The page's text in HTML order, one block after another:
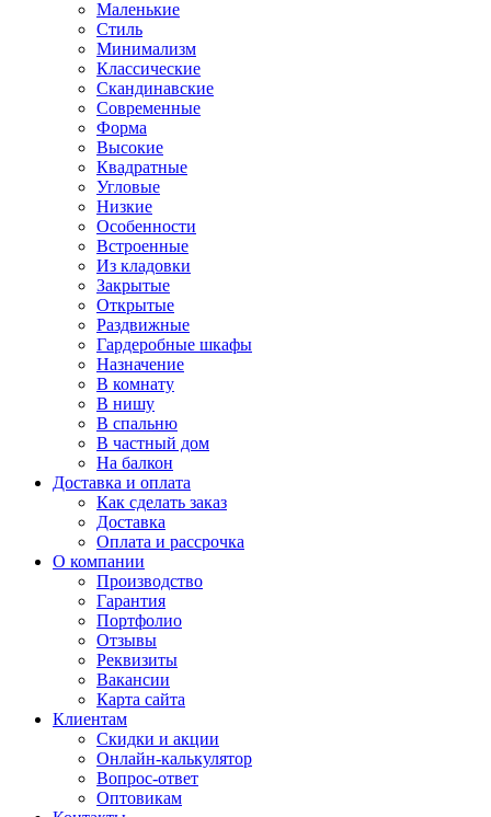
Маленькие
Стиль
Минимализм
Классические
Скандинавские
Современные
Форма
Высокие
Квадратные
Угловые
Низкие
Особенности
Встроенные
Из кладовки
Закрытые
Открытые
Раздвижные
Гардеробные шкафы
Назначение
В комнату
В нишу
В спальню
В частный дом
На балкон
Доставка и оплата
Как сделать заказ
Доставка
Оплата и рассрочка
О компании
Производство
Гарантия
Портфолио
Отзывы
Реквизиты
Вакансии
Карта сайта
Клиентам
Скидки и акции
Онлайн-калькулятор
Вопрос-ответ
Оптовикам